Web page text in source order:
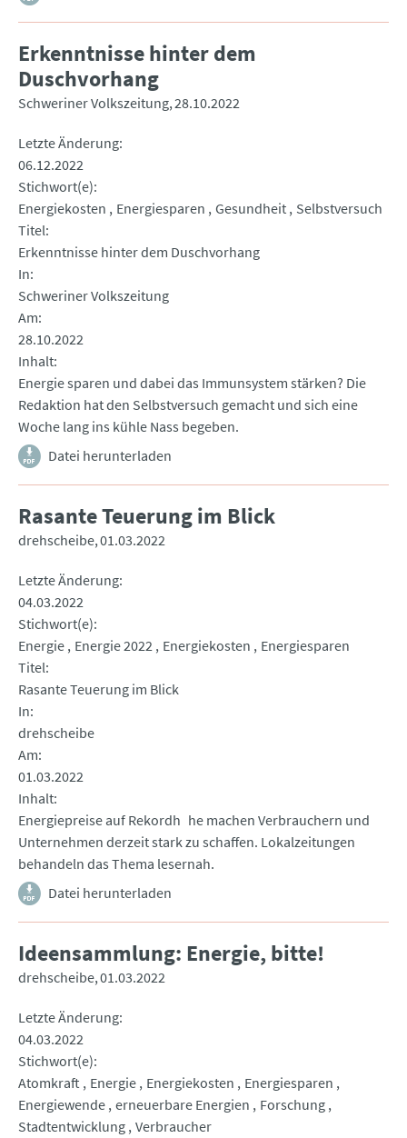
Erkenntnisse hinter dem
Duschvorhang
Schweriner Volkszeitung 28.10.2022
Letzte Änderung
06.12.2022
Stichwort(e)
Energiekosten
Energiesparen Gesundheit Selbstversuch
Titel
Erkenntnisse hinter dem Duschvorhang
In
Schweriner Volkszeitung
Am
28.10.2022
Inhalt
Energie sparen und dabei das Immunsystem stärken? Die
Redaktion hat den Selbstversuch gemacht und sich eine
Woche lang ins kühle Nass begeben.
Datei herunterladen
Rasante Teuerung im Blick
drehscheibe 01.03.2022
Letzte Änderung
04.03.2022
Stichwort(e)
Energie Energie 2022 Energiekosten
Energiesparen
Titel
Rasante Teuerung im Blick
In
drehscheibe
Am
01.03.2022
Inhalt
Energiepreise auf Rekordh he machen Verbrauchern und
Unternehmen derzeit stark zu schaffen. Lokalzeitungen
behandeln das Thema lesernah.
Datei herunterladen
Ideensammlung: Energie, bitte!
drehscheibe 01.03.2022
Letzte Änderung
04.03.2022
Stichwort(e)
Atomkraft Energie Energiekosten
Energiesparen
Energiewende erneuerbare Energien
Forschung
Stadtentwicklung Verbraucher